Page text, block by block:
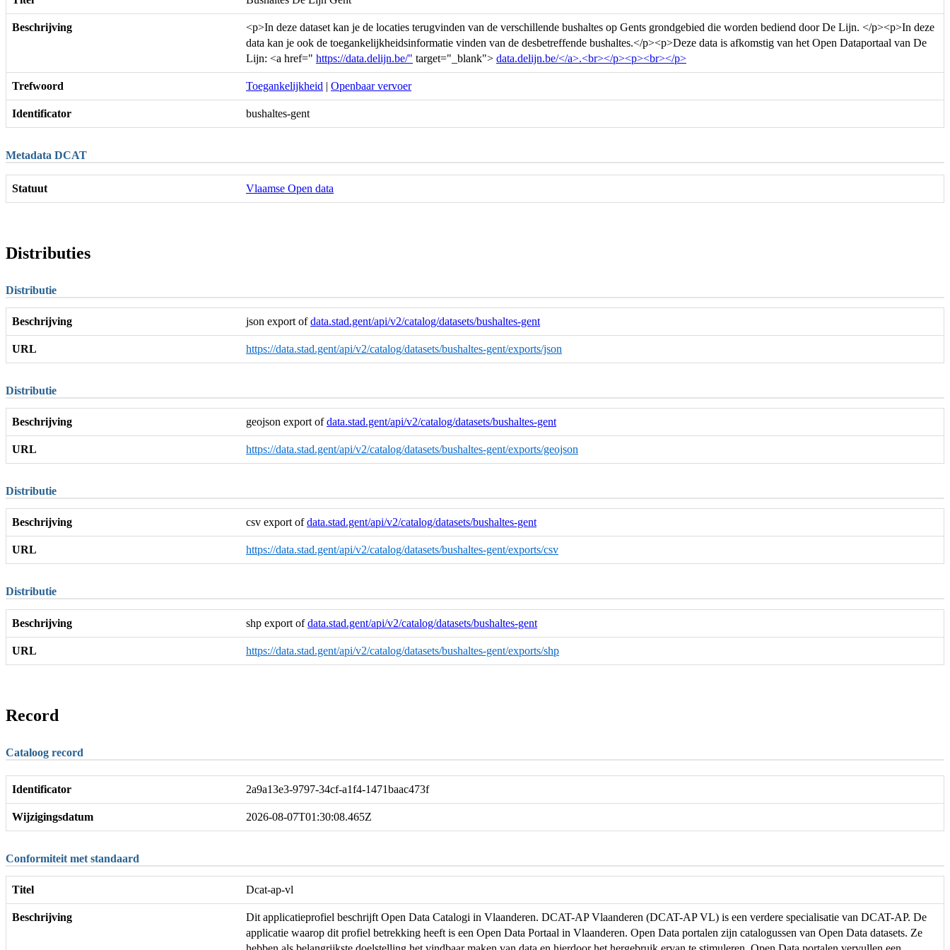
Beschrijving
<p>In deze dataset kan je de locaties terugvinden van de verschillende bushaltes op Gents grondgebied die worden bediend door De Lijn. </p><p>In deze
data kan je ook de toegankelijkheidsinformatie vinden van de desbetreffende bushaltes.</p><p>Deze data is afkomstig van het Open Dataportaal van De
Lijn: <a href=" https://data.delijn.be/" target="_blank"> data.delijn.be/</a>.<br></p><p><br></p>
Trefwoord Toegankelijkheid | Openbaar vervoer
Identificator bushaltes-gent
Metadata DCAT
Statuut Vlaamse Open data
Distributies
Distributie
Beschrijving json export ofdata.stad.gent/api/v2/catalog/datasets/bushaltes-gent
URL https://data.stad.gent/api/v2/catalog/datasets/bushaltes-gent/exports/json
Distributie
Beschrijving geojson export ofdata.stad.gent/api/v2/catalog/datasets/bushaltes-gent
URL https://data.stad.gent/api/v2/catalog/datasets/bushaltes-gent/exports/geojson
Distributie
Beschrijving csv export ofdata.stad.gent/api/v2/catalog/datasets/bushaltes-gent
URL https://data.stad.gent/api/v2/catalog/datasets/bushaltes-gent/exports/csv
Distributie
Beschrijving shp export ofdata.stad.gent/api/v2/catalog/datasets/bushaltes-gent
URL https://data.stad.gent/api/v2/catalog/datasets/bushaltes-gent/exports/shp
Record
Cataloog record
Identificator 2a9a13e3-9797-34cf-a1f4-1471baac473f
Wijzigingsdatum 2026-08-07T01:30:08.465Z
Conformiteit met standaard
Titel Dcat-ap-vl
Beschrijving
Dit applicatieprofiel beschrijft Open Data Catalogi in Vlaanderen. DCAT-AP Vlaanderen (DCAT-AP VL) is een verdere specialisatie van DCAT-AP. De
applicatie waarop dit profiel betrekking heeft is een Open Data Portaal in Vlaanderen. Open Data portalen zijn catalogussen van Open Data datasets. Ze